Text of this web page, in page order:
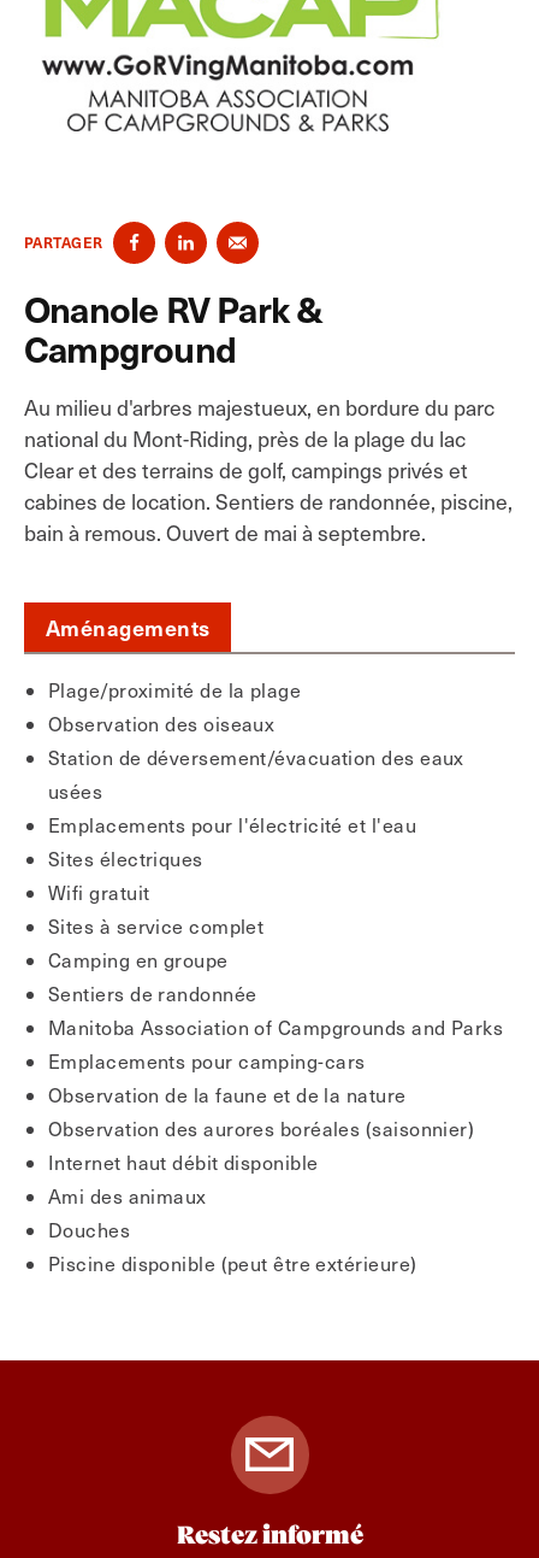
PARTAGER
Onanole RV Park &
Campground
Au milieu d'arbres majestueux, en bordure du parc
national du Mont-Riding, près de la plage du lac
Clear et des terrains de golf, campings privés et
cabines de location. Sentiers de randonnée, piscine,
bain à remous. Ouvert de mai à septembre.
Aménagements
Plage/proximité de la plage
Observation des oiseaux
Station de déversement/évacuation des eaux
usées
Emplacements pour l'électricité et l'eau
Sites électriques
Wifi gratuit
Sites à service complet
Camping en groupe
Sentiers de randonnée
Manitoba Association of Campgrounds and Parks
Emplacements pour camping-cars
Observation de la faune et de la nature
Observation des aurores boréales (saisonnier)
Internet haut débit disponible
Ami des animaux
Douches
Piscine disponible (peut être extérieure)
Restez informé